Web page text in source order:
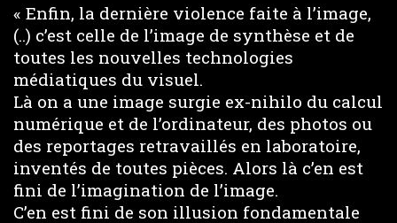
« Enfin, la dernière violence faite à l’image,
(..) c’est celle de l’image de synthèse et de
toutes les nouvelles technologies
médiatiques du visuel.
Là on a une image surgie ex-nihilo du calcul
numérique et de l’ordinateur, des photos ou
des reportages retravaillés en laboratoire,
inventés de toutes pièces. Alors là c’en est
fini de l’imagination de l’image.
C’en est fini de son illusion fondamentale